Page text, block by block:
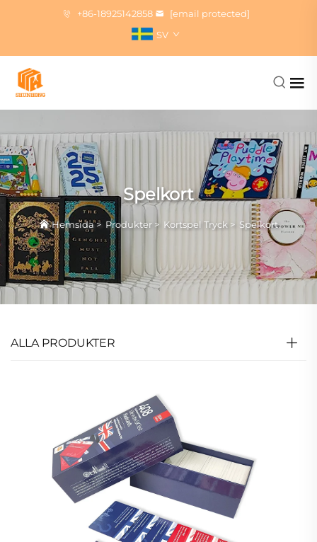
+86-18925142858
[email protected]
SV
Spelkort
Hemsida> Produkter > Kortspel Tryck > Spelkort
ALLA PRODUKTER